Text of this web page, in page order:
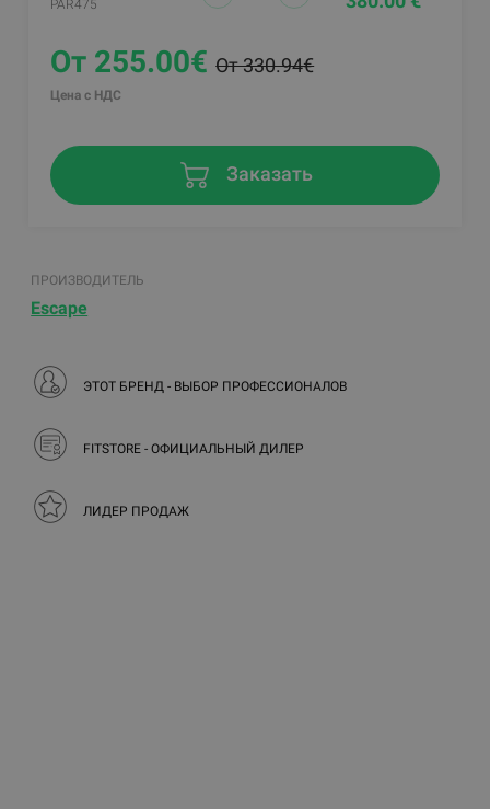
PAR475
От 255.00€От 330.94€
Цена с НДС
Заказать
ПРОИЗВОДИТЕЛЬ
Escape
ЭТОТ БРЕНД - ВЫБОР ПРОФЕССИОНАЛОВ
FITSTORE - ОФИЦИАЛЬНЫЙ ДИЛЕР
ЛИДЕР ПРОДАЖ